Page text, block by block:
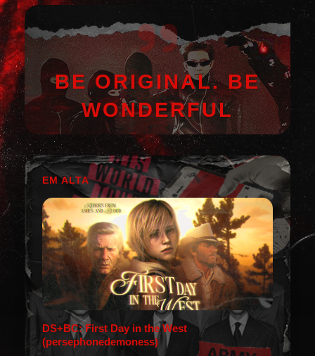
BE ORIGINAL. BE
WONDERFUL
EM ALTA
DS+BC: First Day in the West
(persephonedemoness)